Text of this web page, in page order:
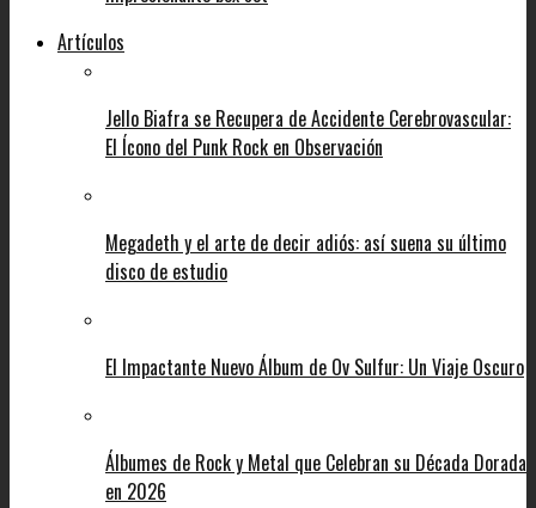
Artículos
Jello Biafra se Recupera de Accidente Cerebrovascular:
El Ícono del Punk Rock en Observación
Megadeth y el arte de decir adiós: así suena su último
disco de estudio
El Impactante Nuevo Álbum de Ov Sulfur: Un Viaje Oscuro
Álbumes de Rock y Metal que Celebran su Década Dorada
en 2026